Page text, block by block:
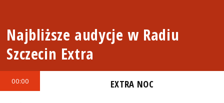
Najbliższe audycje w Radiu
Szczecin Extra
00:00 EXTRA NOC